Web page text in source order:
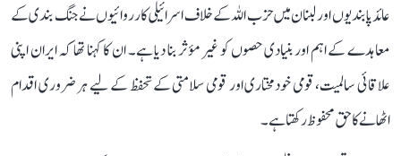
عائد پابندیوں اور لبنان میں حزب اللہ کے خلاف اسرائیلی کارروائیوں نے جنگ بندی کے
معاہدے کے اہم اور بنیادی حصوں کو غیر مؤثر بنا دیا ہے۔ ان کا کہنا تھا کہ ایران اپنی
علاقائی سالمیت، قومی خودمختاری اور قومی سلامتی کے تحفظ کے لیے ہر ضروری اقدام
اٹھانے کا حق محفوظ رکھتا ہے۔